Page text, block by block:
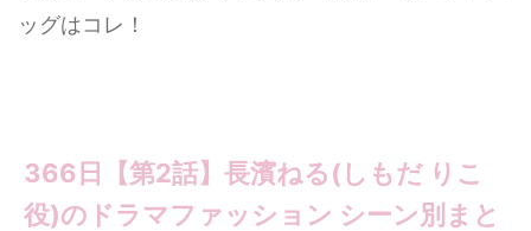
ッグはコレ！
366日【第2話】長濱ねる(しもだ りこ
役)のドラマファッション シーン別まと